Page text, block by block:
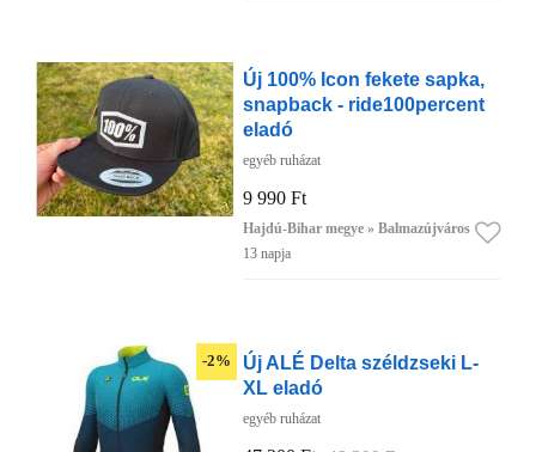
Új 100% Icon fekete sapka,
snapback - ride100percent
eladó
egyéb ruházat
9 990 Ft
Hajdú-Bihar megye » Balmazújváros
13 napja
-2%
Új ALÉ Delta széldzseki L-
XL eladó
egyéb ruházat